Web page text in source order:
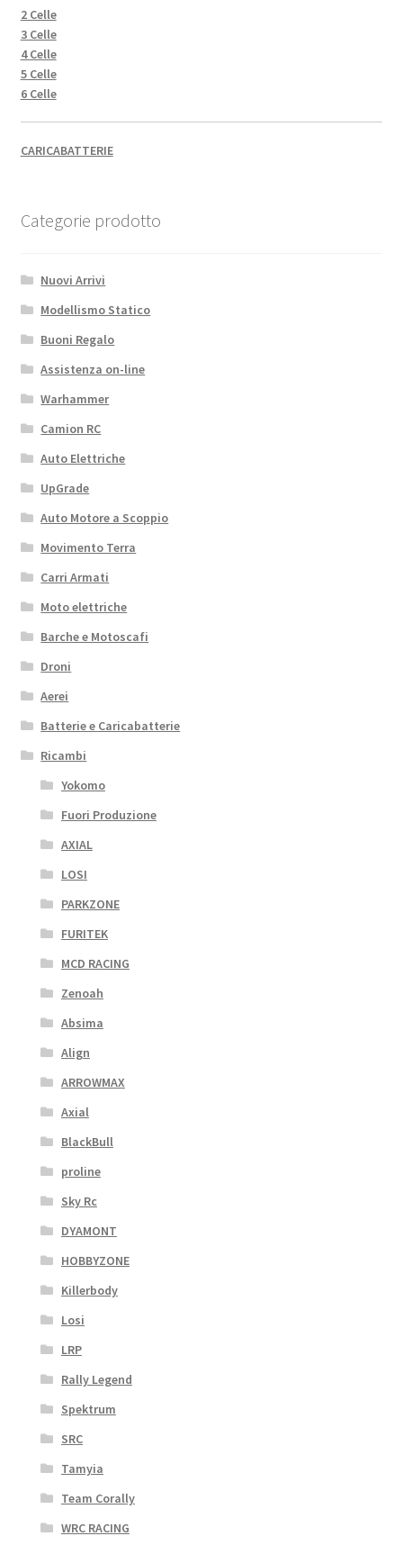
2 Celle
3 Celle
4 Celle
5 Celle
6 Celle
CARICABATTERIE
Categorie prodotto
Nuovi Arrivi
Modellismo Statico
Buoni Regalo
Assistenza on-line
Warhammer
Camion RC
Auto Elettriche
UpGrade
Auto Motore a Scoppio
Movimento Terra
Carri Armati
Moto elettriche
Barche e Motoscafi
Droni
Aerei
Batterie e Caricabatterie
Ricambi
Yokomo
Fuori Produzione
AXIAL
LOSI
PARKZONE
FURITEK
MCD RACING
Zenoah
Absima
Align
ARROWMAX
Axial
BlackBull
proline
Sky Rc
DYAMONT
HOBBYZONE
Killerbody
Losi
LRP
Rally Legend
Spektrum
SRC
Tamyia
Team Corally
WRC RACING